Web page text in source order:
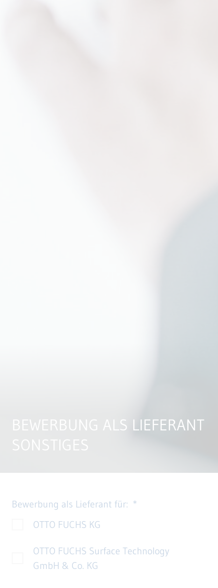
BEWERBUNG ALS LIEFERANT
SONSTIGES
Bewerbung als Lieferant für:
OTTO FUCHS KG
OTTO FUCHS Surface Technology
GmbH & Co. KG